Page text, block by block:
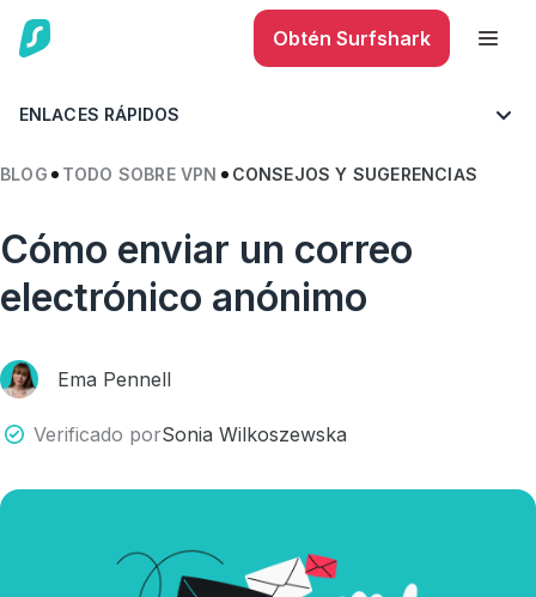
Obtén Surfshark
ENLACES RÁPIDOS
BLOG TODO SOBRE VPN CONSEJOS Y SUGERENCIAS
Cómo enviar un correo
electrónico anónimo
Ema Pennell
Verificado porSonia Wilkoszewska